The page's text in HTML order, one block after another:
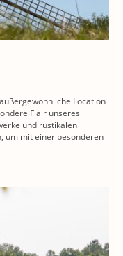
Location
Flair unseres
und rustikalen
um mit einer besonderen